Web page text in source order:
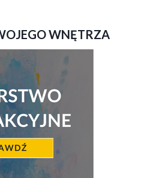
WNĘTRZA